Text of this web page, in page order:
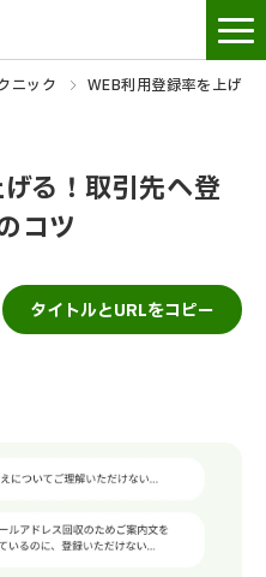
ニック WEB利用登録率を上げる
る！取引先へ登
コツ
タイトルとURLをコピー